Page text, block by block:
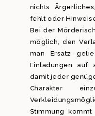
nichts
fehlt oder
Bei der
möglich, den
man Ersatz
Einladungen auf
damit jeder
Charakter
Stimmung